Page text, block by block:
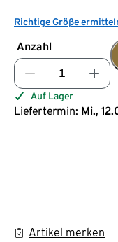
Richtige Größe
Anzahl
Auf Lager
Liefertermin: Mi.,
Artikel merken